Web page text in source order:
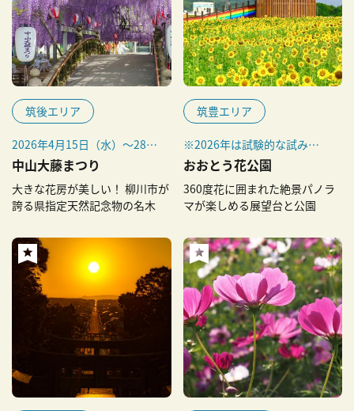
筑後エリア
2026年4月15日（水）～28日
（火）
更になる場合があります。変
更になった場合は柳川市公式
中山大藤まつり
大きな花房が美しい！ 柳川市が
誇る県指定天然記念物の名木
筑豊エリア
※2026年は試験的な試みと
して、菜の花の代わりにれん
行われ、4月が見頃の予定。
（2027年は菜の花の予定）
おおとう花公園
360度花に囲まれた絶景パノラ
マが楽しめる展望台と公園